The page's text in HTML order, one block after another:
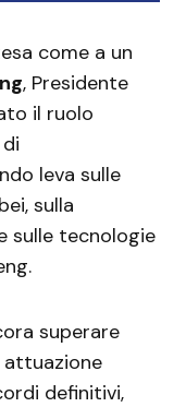
come a un
, Presidente
il ruolo
leva sulle
sulla
sulle tecnologie
superare
attuazione
definitivi,